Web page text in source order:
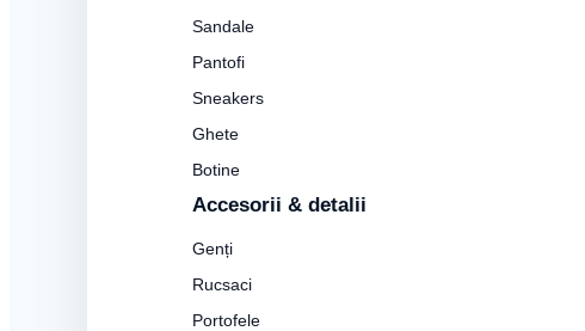
Sandale
Pantofi
Sneakers
Ghete
Botine
Accesorii & detalii
Genți
Rucsaci
Portofele